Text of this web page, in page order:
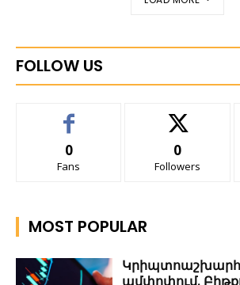
FOLLOW US
0
Fans
0
Followers
MOST POPULAR
ամփոփում.